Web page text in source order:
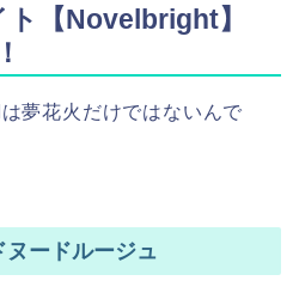
【Novelbright】
夢花火だけではないんで
ードルージュ